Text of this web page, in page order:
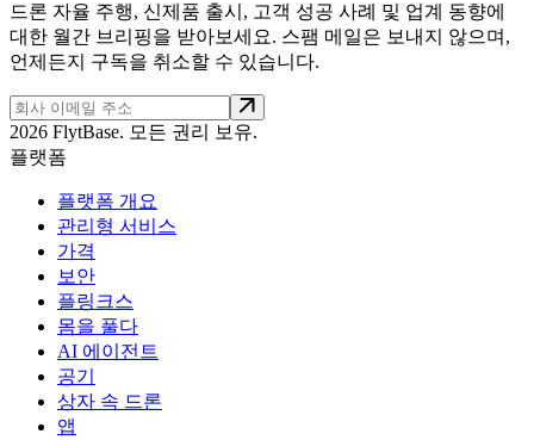
드론 자율 주행, 신제품 출시, 고객 성공 사례 및 업계 동향에
대한 월간 브리핑을 받아보세요. 스팸 메일은 보내지 않으며,
언제든지 구독을 취소할 수 있습니다.
2026 FlytBase. 모든 권리 보유.
플랫폼
플랫폼 개요
관리형 서비스
가격
보안
플링크스
몸을 풀다
AI 에이전트
공기
상자 속 드론
앱